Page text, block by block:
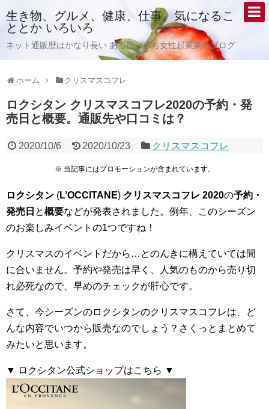
生き物、グルメ、健康、仕事、気になるこ
ととか いろいろ
ネット通販歴はかなり長い ある崖っぷち女性起業家のブログ
ホーム クリスマスコフレ
ロクシタン クリスマスコフレ2020の予約・発
売日と概要。通販先や口コミは？
2020/10/6 2020/10/23 クリスマスコフレ
※ 当記事にはプロモーションが含まれています。
ロクシタン (L’OCCITANE) クリスマスコフレ 2020の予約・
発売日 と概要などが発表されました。例年、このシーズン
のお楽しみイベントの1つですね！
クリスマスのイベントだから…とのんきに構えていては間
に合いません。予約や発売は早く、人気のものから売り切
れ必死なので、早めのチェックが肝心です。
さて、今シーズンのロクシタンのクリスマスコフレは、ど
んな内容でいつから販売なのでしょう？さくっとまとめて
みたいと思います。
▼ ロクシタン公式ショップはこちら ▼